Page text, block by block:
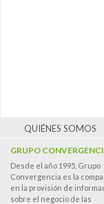
QUIÉNES SOMOS
GRUPO
Desde el año 1995, Grupo
Convergencia es la
en la provisión de
sobre el negocio de las